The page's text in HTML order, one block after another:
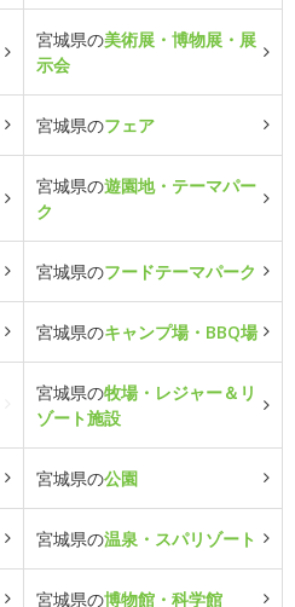
宮城県の美術展・博物展・展
示会
宮城県のフェア
宮城県の遊園地・テーマパー
ク
宮城県のフードテーマパーク
宮城県のキャンプ場・BBQ場
宮城県の牧場・レジャー＆リ
ゾート施設
宮城県の公園
宮城県の温泉・スパリゾート
宮城県の博物館・科学館